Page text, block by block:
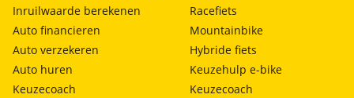
Inruilwaarde berekenen
Auto financieren
Auto verzekeren
Auto huren
Keuzecoach
Racefiets
Mountainbike
Hybride fiets
Keuzehulp e-bike
Keuzecoach